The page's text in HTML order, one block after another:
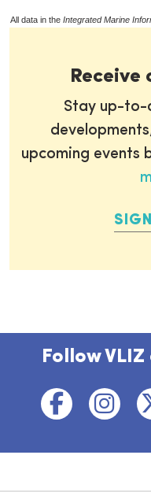
All data in the Integrated Marine
Stay up-
upcoming events
Follow